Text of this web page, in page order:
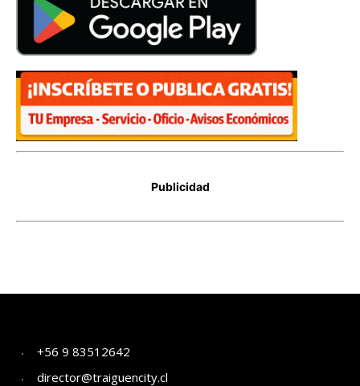
+56 9 83512642
director@traiguencity.cl